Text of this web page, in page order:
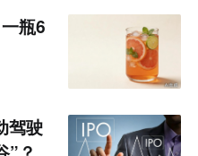
瓶6
驾驶